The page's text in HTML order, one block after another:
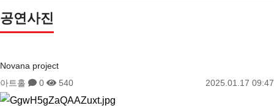
공연사진
Novana project
아트홀
0 540 2025.01.17 09:47